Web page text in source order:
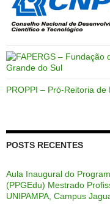
PROPPI – Pró-Reitoria
POSTS RECENTES
Aula Inaugural do
(PPGEdu) Mestrado
UNIPAMPA, Campus